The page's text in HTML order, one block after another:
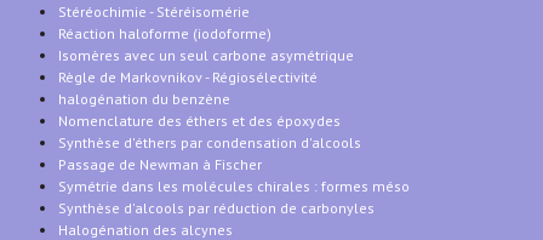
Stéréochimie - Stéréisomérie
Réaction haloforme (iodoforme)
Isomères avec un seul carbone asymétrique
Règle de Markovnikov - Régiosélectivité
halogénation du benzène
Nomenclature des éthers et des époxydes
Synthèse d'éthers par condensation d'alcools
Passage de Newman à Fischer
Symétrie dans les molécules chirales : formes méso
Synthèse d'alcools par réduction de carbonyles
Halogénation des alcynes